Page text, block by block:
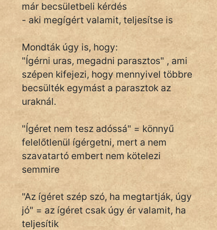
SZÓLÁS
És
KÖZMONDÁS
PSZICHO
ZENE
ÉLETMÓD
MAGYARSÁG
És
TÖRTÉNELEM
már becsületbeli kérdés
- aki megígért valamit, teljesítse is
Mondták úgy is, hogy:
"Ígérni uras, megadni parasztos" , ami
szépen kifejezi, hogy mennyivel többre
becsülték egymást a parasztok az
uraknál.
"Ígéret nem tesz adóssá" = könnyű
felelőtlenül ígérgetni, mert a nem
szavatartó embert nem kötelezi
semmire
"Az ígéret szép szó, ha megtartják, úgy
jó" = az ígéret csak úgy ér valamit, ha
teljesítik